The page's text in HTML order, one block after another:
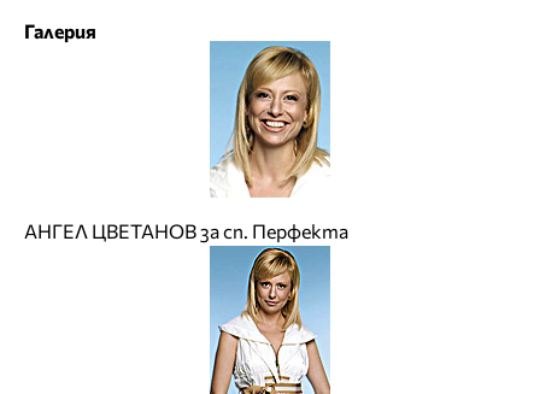
Галерия
АНГЕЛ ЦВЕТАНОВ за сп. Перфекта